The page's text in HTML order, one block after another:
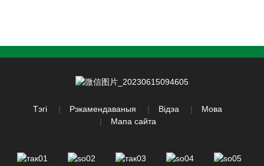
Тэгі Рэкамендаваныя Відэа
Мова
Мапа сайта